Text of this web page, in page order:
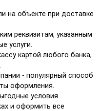
на объекте при доставке
реквизитам, указанным
услуги.
картой любого банка,
- популярный способ
оформления.
условия
и оформить все